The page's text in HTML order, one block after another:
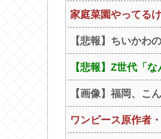
家庭菜園やってる
【悲報】ちいかわ
【悲報】Z世代「
【画像】福岡、こ
ワンピース原作者